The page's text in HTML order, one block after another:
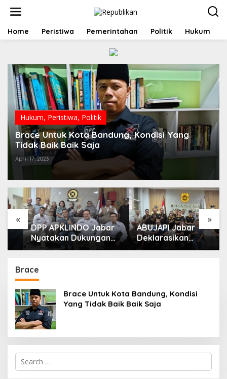
t
Home Peristiwa Pemerintahan Politik Hukum
Hukum, Peristiwa, Politik
Brace Untuk Kota Bandung, Kondisi Yang
Tidak Baik Baik Saja
April 17, 2023
« »
DPP APKLINDO Jabar
Nyatakan Dukungan
Penuh kepada Ade
Kadin Kota Bandung
ABUJAPI Jabar
Deklarasikan
Dukungan untuk Ade
Brace
Brace Untuk Kota Bandung, Kondisi
Yang Tidak Baik Baik Saja
S